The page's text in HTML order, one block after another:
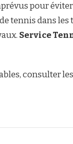
pour
tennis dans les
Service
consulter